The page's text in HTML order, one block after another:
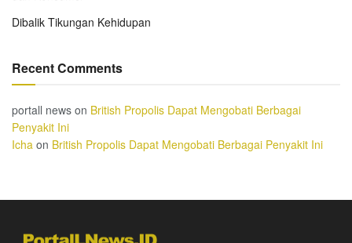
Dibalik Tikungan Kehidupan
Recent Comments
portall news on British Propolis Dapat Mengobati Berbagai
Penyakit Ini
Icha on British Propolis Dapat Mengobati Berbagai Penyakit Ini